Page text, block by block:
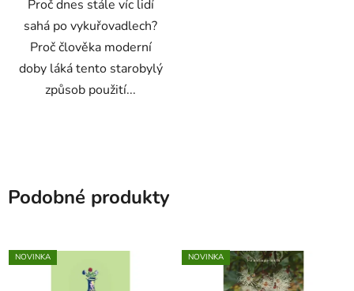
hvězdiček.
Proč dnes stále víc lidí
sahá po vykuřovadlech?
Proč člověka moderní
doby láká tento starobylý
způsob použití...
Podobné produkty
NOVINKA NOVINKA